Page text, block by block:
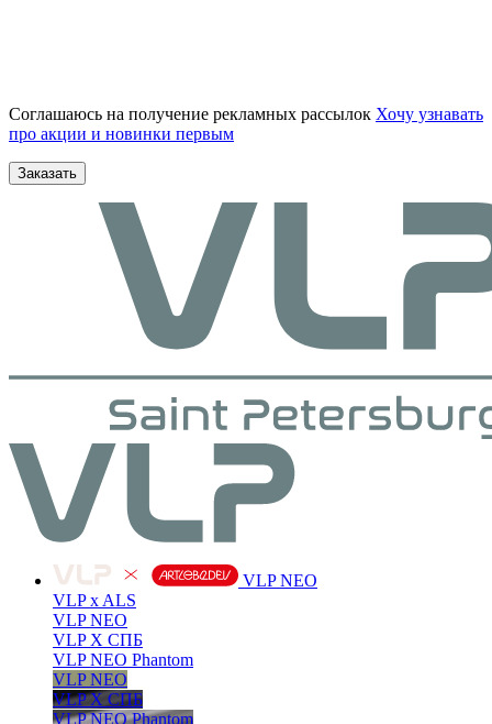
Соглашаюсь на получение рекламных рассылок Хочу узнавать
про акции и новинки первым
VLP NEO
VLP x ALS
VLP NEO
VLP X СПБ
VLP NEO Phantom
VLP NEO
VLP X СПБ
VLP NEO Phantom